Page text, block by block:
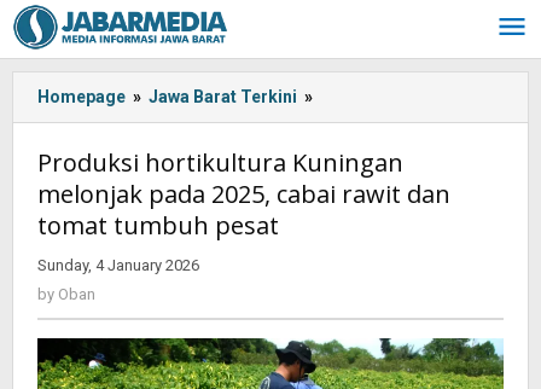
Skip
to
content
Homepage » Jawa Barat Terkini »
hortikultura
melonjak
pada
tomat
tumbuh
pesat
Produksi hortikultura Kuningan
melonjak pada 2025, cabai rawit dan
tomat tumbuh pesat
Sunday, 4 January 2026
by Oban